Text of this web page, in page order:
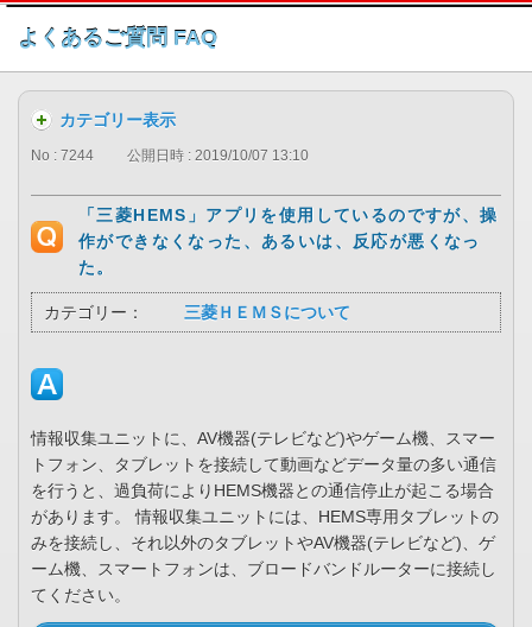
このページの本文へ
よくあるご質問 FAQ
カテゴリー表示
No : 7244 公開日時 : 2019/10/07 13:10
「三菱HEMS」アプリを使用しているのですが、操
作ができなくなった、あるいは、反応が悪くなっ
た。
カテゴリー： 三菱ＨＥＭＳについて
情報収集ユニットに、AV機器(テレビなど)やゲーム機、スマー
トフォン、タブレットを接続して動画などデータ量の多い通信
を行うと、過負荷によりHEMS機器との通信停止が起こる場合
があります。 情報収集ユニットには、HEMS専用タブレットの
みを接続し、それ以外のタブレットやAV機器(テレビなど)、ゲ
ーム機、スマートフォンは、ブロードバンドルーターに接続し
てください。